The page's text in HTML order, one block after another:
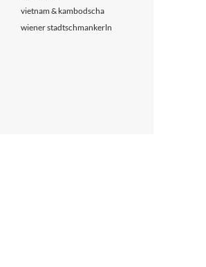
vietnam & kambodscha
wiener stadtschmankerln